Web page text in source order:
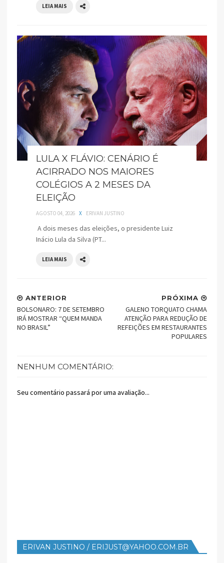
LEIA MAIS
LULA X FLÁVIO: CENÁRIO É
ACIRRADO NOS MAIORES
COLÉGIOS A 2 MESES DA
ELEIÇÃO
AGOSTO 04, 2026 X ERIVAN JUSTINO
A dois meses das eleições, o presidente Luiz
Inácio Lula da Silva (PT...
LEIA MAIS
PRÓXIMA
GALENO TORQUATO CHAMA
ATENÇÃO PARA REDUÇÃO DE
REFEIÇÕES EM RESTAURANTES
POPULARES
ANTERIOR
BOLSONARO: 7 DE SETEMBRO
IRÁ MOSTRAR “QUEM MANDA
NO BRASIL”
NENHUM COMENTÁRIO:
Seu comentário passará por uma avaliação...
ERIVAN JUSTINO / ERIJUST@YAHOO.COM.BR